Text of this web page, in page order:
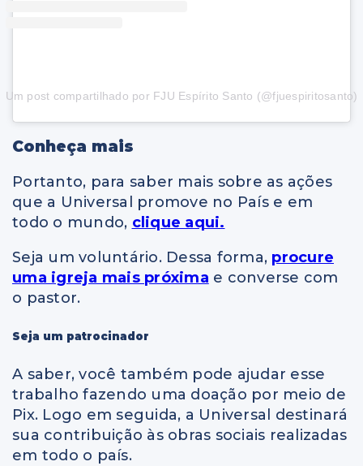
Um post compartilhado por FJU Espírito Santo (@fjuespiritosanto)
Conheça mais
Portanto, para saber mais sobre as ações
que a Universal promove no País e em
todo o mundo, clique aqui.
Seja um voluntário. Dessa forma, procure
uma igreja mais próxima e converse com
o pastor.
Seja um patrocinador
A saber, você também pode ajudar esse
trabalho fazendo uma doação por meio de
Pix. Logo em seguida, a Universal destinará
sua contribuição às obras sociais realizadas
em todo o país.